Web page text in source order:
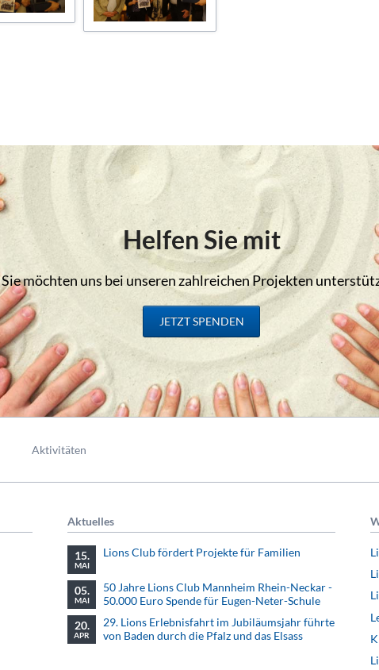
Helfen Sie mit
Sie möchten uns bei unseren zahlreichen Projekten
JETZT SPENDEN
Aktivitäten
Aktuelles
15.
MAI
Lions Club fördert Projekte für Familien
05.
MAI
50 Jahre Lions Club Mannheim Rhein-Neckar -
50.000 Euro Spende für Eugen-Neter-Schule
20.
APR
29. Lions Erlebnisfahrt im Jubiläumsjahr führte
von Baden durch die Pfalz und das Elsass